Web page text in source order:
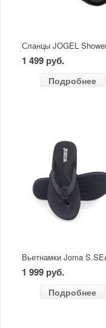
1 499 руб.
Подробнее
1 999 руб.
Подробнее